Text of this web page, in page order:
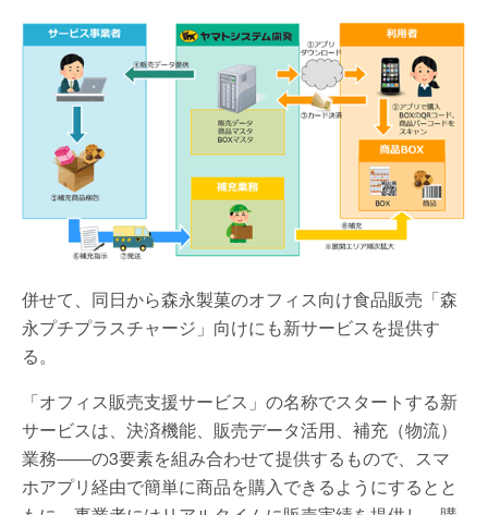
併せて、同日から森永製菓のオフィス向け食品販売「森
永プチプラスチャージ」向けにも新サービスを提供す
る。
「オフィス販売支援サービス」の名称でスタートする新
サービスは、決済機能、販売データ活用、補充（物流）
業務――の3要素を組み合わせて提供するもので、スマ
ホアプリ経由で簡単に商品を購入できるようにするとと